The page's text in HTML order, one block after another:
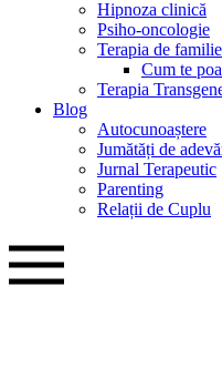
Hipnoza clinică
Psiho-oncologie
Terapia de
Cum te
Terapia
Blog
Autocunoaștere
Jumătăți de
Jurnal Terapeutic
Parenting
Relații de Cuplu